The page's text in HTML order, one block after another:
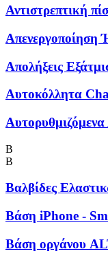
Αντιστρεπτική
Απενεργοποίηση
Απολήξεις
Αυτοκόλλητα
Β
Β
Βαλβίδες
Βάση iPhone -
Βάση οργάνου